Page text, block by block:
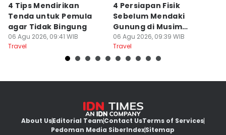
4 Tips Mendirikan
Tenda untuk Pemula
agar Tidak Bingung
06 Agu 2026, 09:41 WIB
Travel
4 Persiapan Fisik
Sebelum Mendaki
Gunung di Musim
Kemarau
06 Agu 2026, 09:39 WIB
Travel
About UsEditorial TeamContact UsTerms of Services
Pedoman Media SiberIndexSitemap